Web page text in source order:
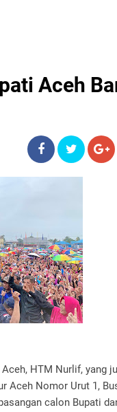
Aceh
HTM Nurlif, yang
Aceh Nomor Urut 1,
calon Bupati